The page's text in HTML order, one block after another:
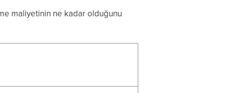
maliyetinin ne kadar olduğunu